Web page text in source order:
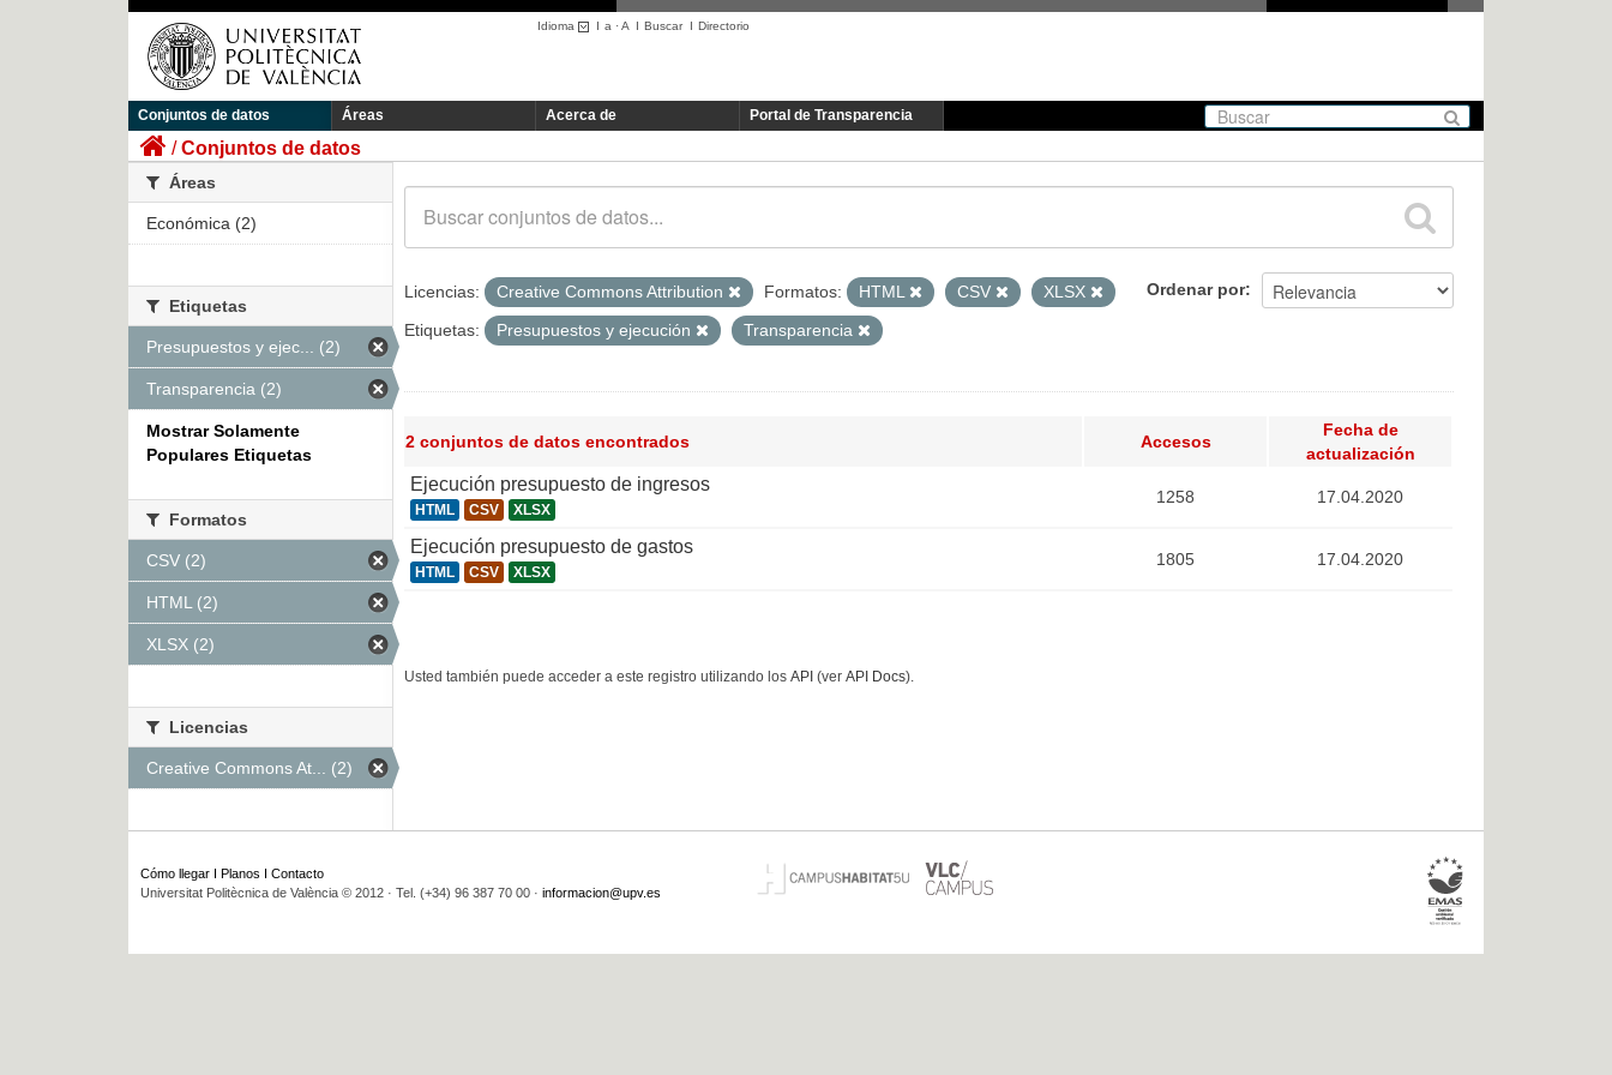
Idioma I a ·A I BuscarI Directorio
Conjuntos de datos Áreas Acerca de Portal de Transparencia
Conjuntos de datos
Ordenar por
Licencias: Creative Commons Attribution Formatos: HTML CSV
XLSX
Etiquetas:
Presupuestos y ejecución Transparencia
2 conjuntos de datos encontrados Accesos
Fecha de
actualización
Ejecución presupuesto de ingresos
HTML CSV XLSX
1258 17.04.2020
Ejecución presupuesto de gastos
HTML CSV XLSX
1805 17.04.2020
Usted también puede acceder a este registro utilizando los API (ver API Docs).
Áreas
Económica (2)
Etiquetas
Presupuestos y ejec... (2)
Transparencia (2)
Mostrar Solamente
Populares Etiquetas
Formatos
CSV (2)
HTML (2)
XLSX (2)
Licencias
Creative Commons At... (2)
Cómo llegar Planos
Contacto
Universitat Politècnica de València © 2012 · Tel. (+34) 96 387 70 00 · informacion@upv.es